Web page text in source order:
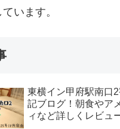
います。
東横イン甲府駅南口
記ブログ！朝食やア
ィなど詳しくレビュ